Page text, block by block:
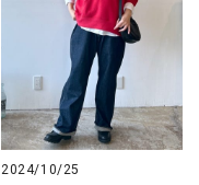
2024/10/25